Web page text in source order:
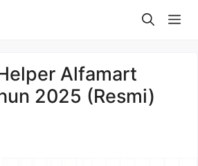
Alfamart
2025 (Resmi)